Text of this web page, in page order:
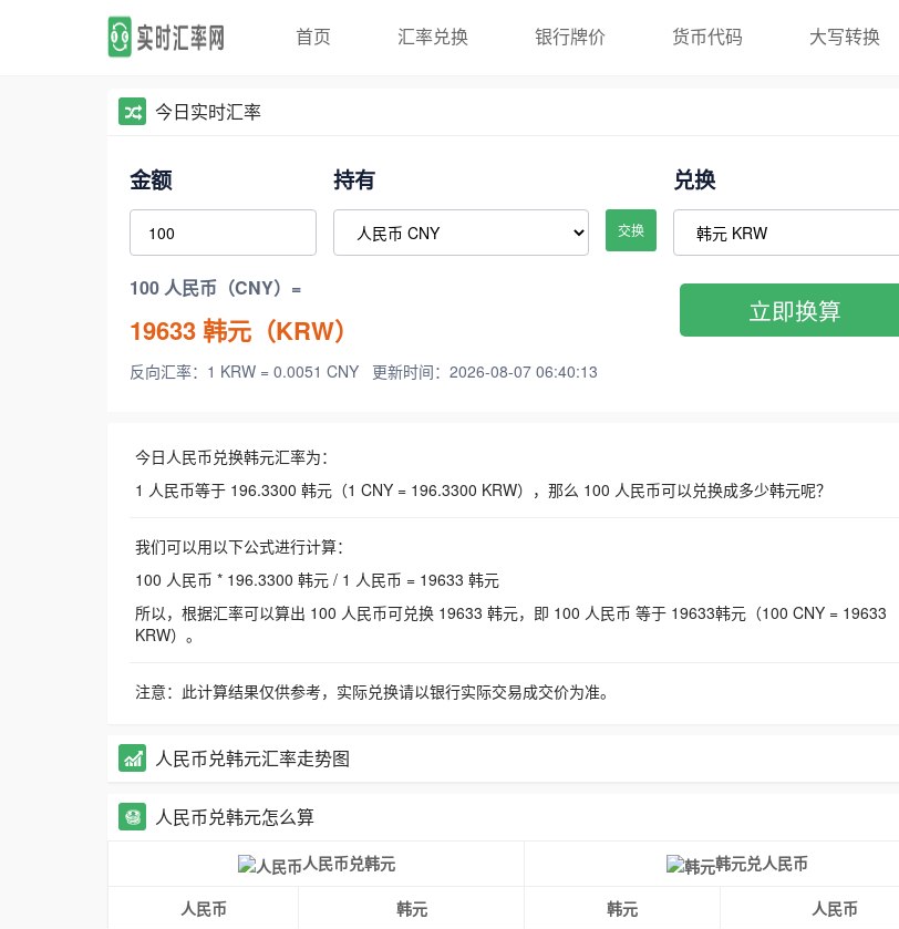
首页 汇率兑换 银行牌价 货币代码 大写转换
今日实时汇率
金额 持有
交换
兑换
100 人民币（CNY）=
19633韩元（KRW）
反向汇率：1 KRW = 0.0051 CNY 更新时间：2026-08-07 06:40:13
立即换算
今日人民币兑换韩元汇率为：
1 人民币等于 196.3300 韩元（1 CNY = 196.3300 KRW），那么 100 人民币可以兑换成多少韩元呢？
我们可以用以下公式进行计算：
100 人民币 * 196.3300 韩元 / 1 人民币 = 19633 韩元
所以，根据汇率可以算出 100 人民币可兑换 19633 韩元，即 100 人民币 等于 19633韩元（100 CNY = 19633
KRW）。
注意：此计算结果仅供参考，实际兑换请以银行实际交易成交价为准。
人民币兑韩元汇率走势图
人民币兑韩元怎么算
人民币兑韩元 韩元兑人民币
人民币 韩元 韩元
人民币